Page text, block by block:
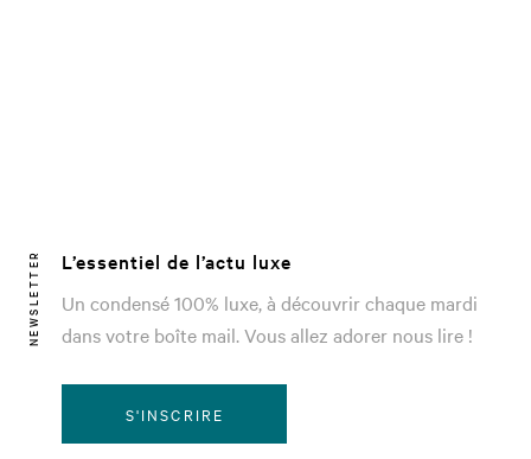
NEWSLETTER
L’essentiel de l’actu luxe
Un condensé 100% luxe, à découvrir chaque mardi
dans votre boîte mail. Vous allez adorer nous lire !
S'INSCRIRE